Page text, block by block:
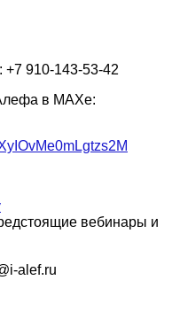
910-143-53-42
в МАХе:
вебинары и
alef.ru